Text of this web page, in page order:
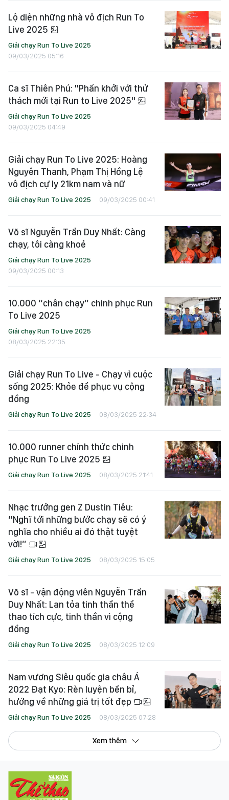
Lộ diện những nhà vô địch Run To
Live 2025
Giải chạy Run To Live 2025
09/03/2025 05:16
Ca sĩ Thiên Phú: "Phấn khởi với thử
thách mới tại Run to Live 2025"
Giải chạy Run To Live 2025
09/03/2025 04:49
Giải chạy Run To Live 2025: Hoàng
Nguyên Thanh, Phạm Thị Hồng Lệ
vô địch cự ly 21km nam và nữ
Giải chạy Run To Live 2025 09/03/2025 00:41
Võ sĩ Nguyễn Trần Duy Nhất: Càng
chạy, tôi càng khoẻ
Giải chạy Run To Live 2025
09/03/2025 00:13
10.000 “chân chạy” chinh phục Run
To Live 2025
Giải chạy Run To Live 2025
08/03/2025 22:35
Giải chạy Run To Live - Chạy vì cuộc
sống 2025: Khỏe để phục vụ cộng
đồng
Giải chạy Run To Live 2025 08/03/2025 22:34
10.000 runner chính thức chinh
phục Run To Live 2025
Giải chạy Run To Live 2025 08/03/2025 21:41
Nhạc trưởng gen Z Dustin Tiêu:
“Nghĩ tới những bước chạy sẽ có ý
nghĩa cho nhiều ai đó thật tuyệt
vời!”
Giải chạy Run To Live 2025 08/03/2025 15:05
Võ sĩ - vận động viên Nguyễn Trần
Duy Nhất: Lan tỏa tinh thần thể
thao tích cực, tinh thần vì cộng
đồng
Giải chạy Run To Live 2025 08/03/2025 12:09
Nam vương Siêu quốc gia châu Á
2022 Đạt Kyo: Rèn luyện bền bỉ,
hướng về những giá trị tốt đẹp
Giải chạy Run To Live 2025 08/03/2025 07:28
Xem thêm